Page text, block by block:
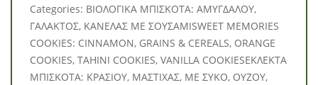
Categories: BΙΟΛΟΓΙΚΑ ΜΠΙΣΚΟΤΑ: ΑΜΥΓΔΑΛΟΥ,
ΓΑΛΑΚΤΟΣ, ΚΑΝΕΛΑΣ ΜΕ ΣΟΥΣΑΜΙSWEET MEMORIES
COOKIES: CINNAMON, GRAINS & CEREALS, ORANGE
COOKIES, TAHINI COOKIES, VANILLA COOKIESΕΚΛΕΚΤΑ
ΜΠΙΣΚΟΤΑ: ΚΡΑΣΙΟΥ, ΜΑΣΤΙΧΑΣ, ΜΕ ΣΥΚΟ, ΟΥΖΟΥ,